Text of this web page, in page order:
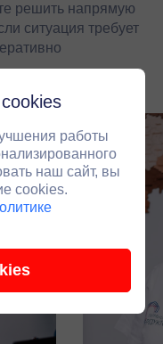
решить напрямую
ситуация требует
работы
наш сайт, вы
cookies.